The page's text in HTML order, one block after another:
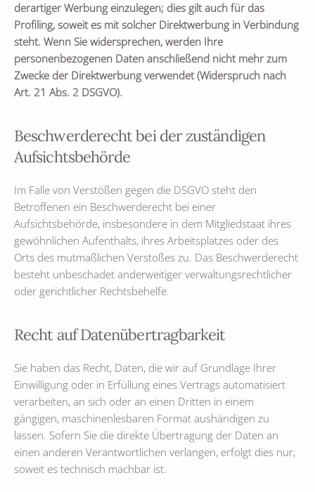
derartiger Werbung einzulegen; dies gilt auch für das
Profiling, soweit es mit solcher Direktwerbung in Verbindung
steht. Wenn Sie widersprechen, werden Ihre
personenbezogenen Daten anschließend nicht mehr zum
Zwecke der Direktwerbung verwendet (Widerspruch nach
Art. 21 Abs. 2 DSGVO).
Beschwerderecht bei der zuständigen
Aufsichtsbehörde
Im Falle von Verstößen gegen die DSGVO steht den
Betroffenen ein Beschwerderecht bei einer
Aufsichtsbehörde, insbesondere in dem Mitgliedstaat ihres
gewöhnlichen Aufenthalts, ihres Arbeitsplatzes oder des
Orts des mutmaßlichen Verstoßes zu. Das Beschwerderecht
besteht unbeschadet anderweitiger verwaltungsrechtlicher
oder gerichtlicher Rechtsbehelfe.
Recht auf Datenübertragbarkeit
Sie haben das Recht, Daten, die wir auf Grundlage Ihrer
Einwilligung oder in Erfüllung eines Vertrags automatisiert
verarbeiten, an sich oder an einen Dritten in einem
gängigen, maschinenlesbaren Format aushändigen zu
lassen. Sofern Sie die direkte Übertragung der Daten an
einen anderen Verantwortlichen verlangen, erfolgt dies nur,
soweit es technisch machbar ist.